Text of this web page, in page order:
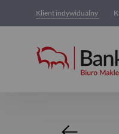
Klient indywidualny
Subskrypcje